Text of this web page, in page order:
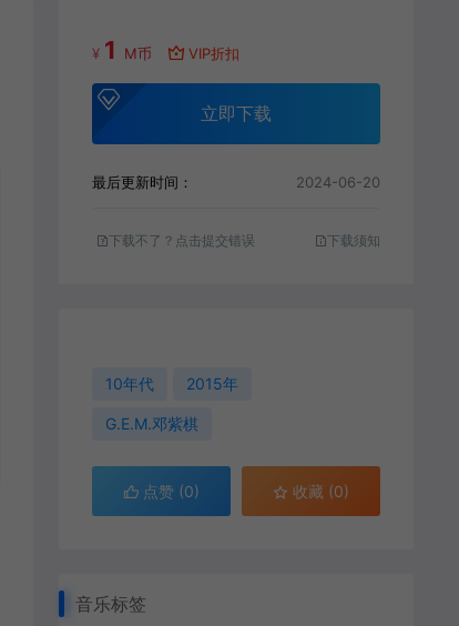
¥ 1 M币 VIP折扣
立即下载
最后更新时间： 2024-06-20
下载不了？点击提交错误 下载须知
10年代 2015年
G.E.M.邓紫棋
点赞 (0) 收藏 (0)
音乐标签